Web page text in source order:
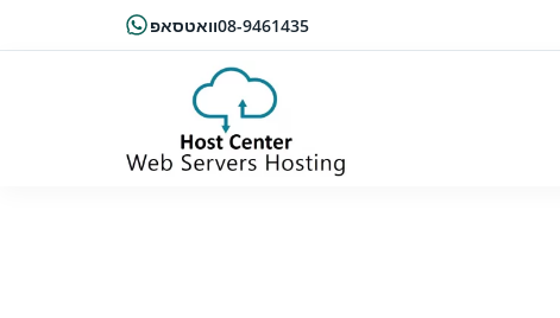
08-9461435וואטסאפ